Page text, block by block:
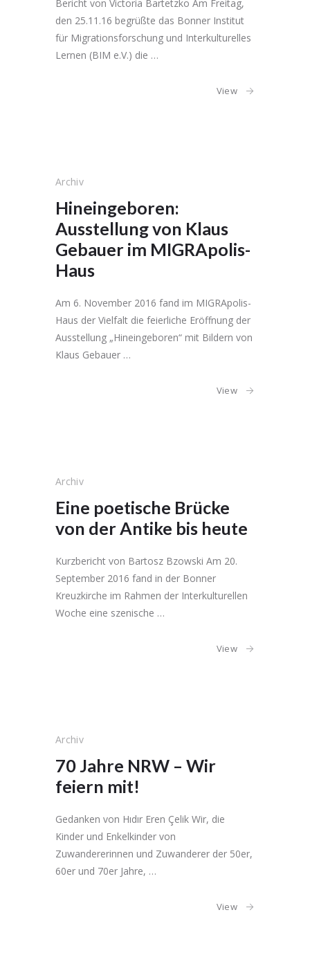
Bericht von Victoria Bartetzko Am Freitag,
den 25.11.16 begrüßte das Bonner Institut
für Migrationsforschung und Interkulturelles
Lernen (BIM e.V.) die …
View
Archiv
Hineingeboren:
Ausstellung von Klaus
Gebauer im MIGRApolis-
Haus
Am 6. November 2016 fand im MIGRApolis-
Haus der Vielfalt die feierliche Eröffnung der
Ausstellung „Hineingeboren“ mit Bildern von
Klaus Gebauer …
View
Archiv
Eine poetische Brücke
von der Antike bis heute
Kurzbericht von Bartosz Bzowski Am 20.
September 2016 fand in der Bonner
Kreuzkirche im Rahmen der Interkulturellen
Woche eine szenische …
View
Archiv
70 Jahre NRW – Wir
feiern mit!
Gedanken von Hıdır Eren Çelik Wir, die
Kinder und Enkelkinder von
Zuwandererinnen und Zuwanderer der 50er,
60er und 70er Jahre, …
View